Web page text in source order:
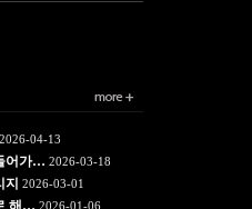
04-13
어가… 2026-03-18
2026-03-01
해… 2026-01-06